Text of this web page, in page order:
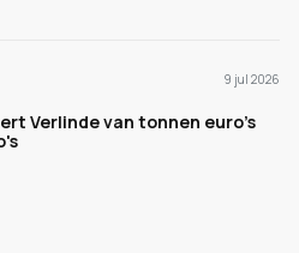
9 jul 2026
Verlinde van tonnen euro's